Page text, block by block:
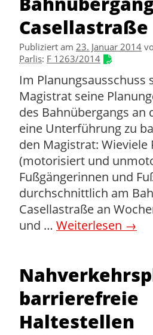
Casellastraße
Publiziert am 23. Januar 2014
Parlis: F 1263/2014
Im Planungsausschuss
Magistrat seine
des Bahnübergangs an
eine Unterführung zu
den Magistrat: Wieviele
(motorisiert und
Fußgängerinnen und
durchschnittlich am
Casellastraße an
und … Weiterlesen →
barrierefreie
Haltestellen